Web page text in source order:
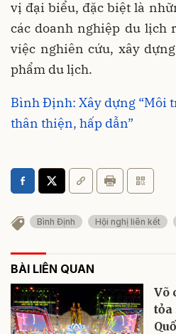
vị đại biểu, đặc biệt là
các doanh nghiệp du lịch
việc nghiên cứu, xây
phẩm du lịch.
Bình Định: Xây dựng “Môi
thân thiện, hấp dẫn”
Bình Định Hội nghị liên kết
BÀI LIÊN QUAN
Võ
tỏa